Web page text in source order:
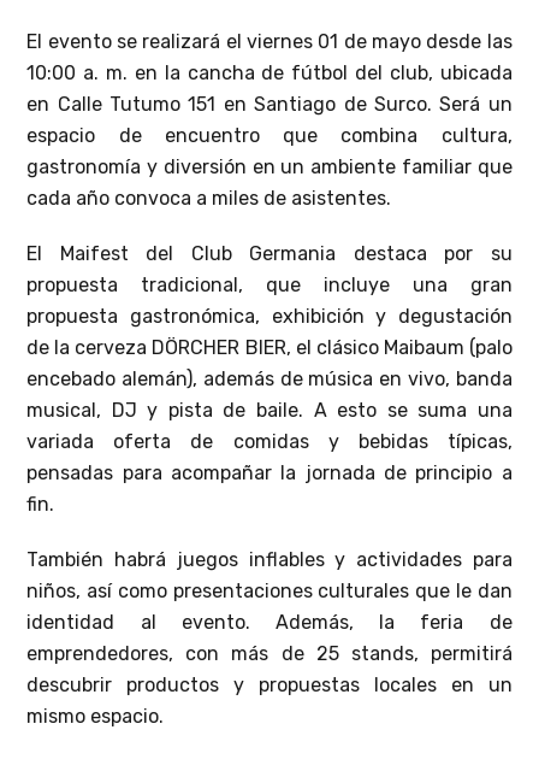
El evento se realizará el viernes 01 de mayo desde las
10:00 a. m. en la cancha de fútbol del club, ubicada
en Calle Tutumo 151 en Santiago de Surco. Será un
espacio de encuentro que combina cultura,
gastronomía y diversión en un ambiente familiar que
cada año convoca a miles de asistentes.
El Maifest del Club Germania destaca por su
propuesta tradicional, que incluye una gran
propuesta gastronómica, exhibición y degustación
de la cerveza DÖRCHER BIER, el clásico Maibaum (palo
encebado alemán), además de música en vivo, banda
musical, DJ y pista de baile. A esto se suma una
variada oferta de comidas y bebidas típicas,
pensadas para acompañar la jornada de principio a
fin.
También habrá juegos inflables y actividades para
niños, así como presentaciones culturales que le dan
identidad al evento. Además, la feria de
emprendedores, con más de 25 stands, permitirá
descubrir productos y propuestas locales en un
mismo espacio.